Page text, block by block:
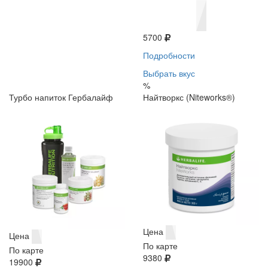
5700
Подробности
Выбрать вкус
%
Турбо напиток Гербалайф
Цена
По карте
19900
Найтворкс (Niteworks®)
Цена
По карте
9380